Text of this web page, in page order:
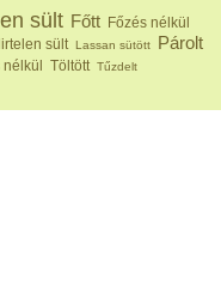
sült Főtt Főzés nélkül
sült Lassan sütött Párolt
Töltött Tűzdelt